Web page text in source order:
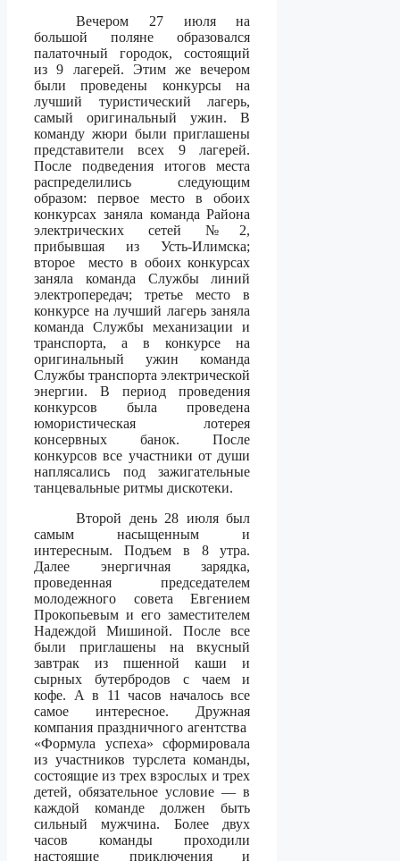
Вечером 27 июля на
большой поляне образовался
палаточный городок, состоящий
из 9 лагерей. Этим же вечером
были проведены конкурсы на
лучший туристический лагерь,
самый оригинальный ужин. В
команду жюри были приглашены
представители всех 9 лагерей.
После подведения итогов места
распределились следующим
образом: первое место в обоих
конкурсах заняла команда Района
электрических сетей №2,
прибывшая из Усть-Илимска;
второе
место в обоих конкурсах
заняла команда Службы линий
электропередач; третье место в
конкурсе на лучший лагерь заняла
команда Службы механизации и
транспорта, а в конкурсе на
оригинальный ужин команда
Службы транспорта электрической
энергии. В период проведения
конкурсов была проведена
юмористическая лотерея
консервных банок. После
конкурсов все участники от души
наплясались под зажигательные
танцевальные ритмы дискотеки.
Второй день 28 июля был
самым насыщенным и
интересным. Подъем в 8 утра.
Далее энергичная зарядка,
проведенная председателем
молодежного совета Евгением
Прокопьевым и его заместителем
Надеждой Мишиной. После все
были приглашены на вкусный
завтрак из пшенной каши и
сырных бутербродов с чаем и
кофе. А в 11 часов началось все
самое интересное. Дружная
компания праздничного агентства
«Формула успеха» сформировала
из участников турслета команды,
состоящие из трех взрослых и трех
детей, обязательное условие — в
каждой команде должен быть
сильный мужчина. Более двух
часов команды проходили
настоящие приключения и